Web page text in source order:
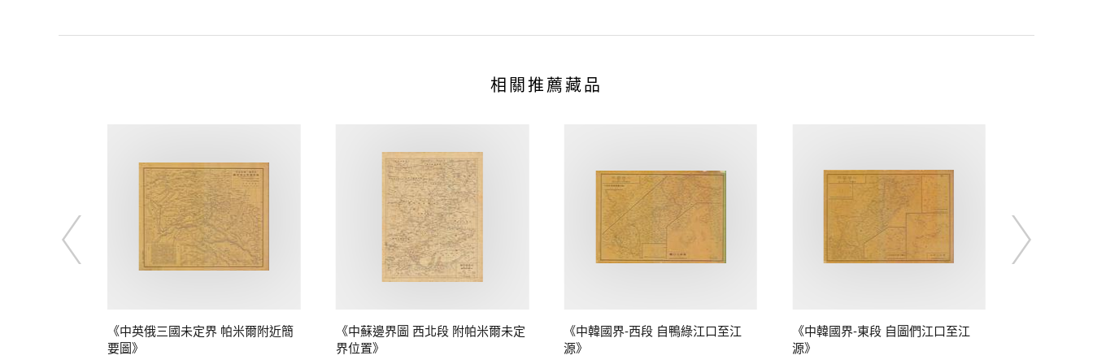
相關推薦藏品
《中英俄三國未定界 帕米爾附近簡
要圖》
《中蘇邊界圖 西北段 附帕米爾未定
界位置》
《中韓國界-西段 自鴨綠江口至江
源》
《中韓國界-東段 自圖們江口至江
源》